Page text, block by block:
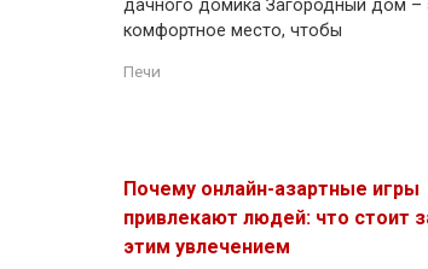
дачного домика Загородный дом –
комфортное место, чтобы
Печи
Почему онлайн-азартные игры
привлекают людей: что стоит
этим увлечением